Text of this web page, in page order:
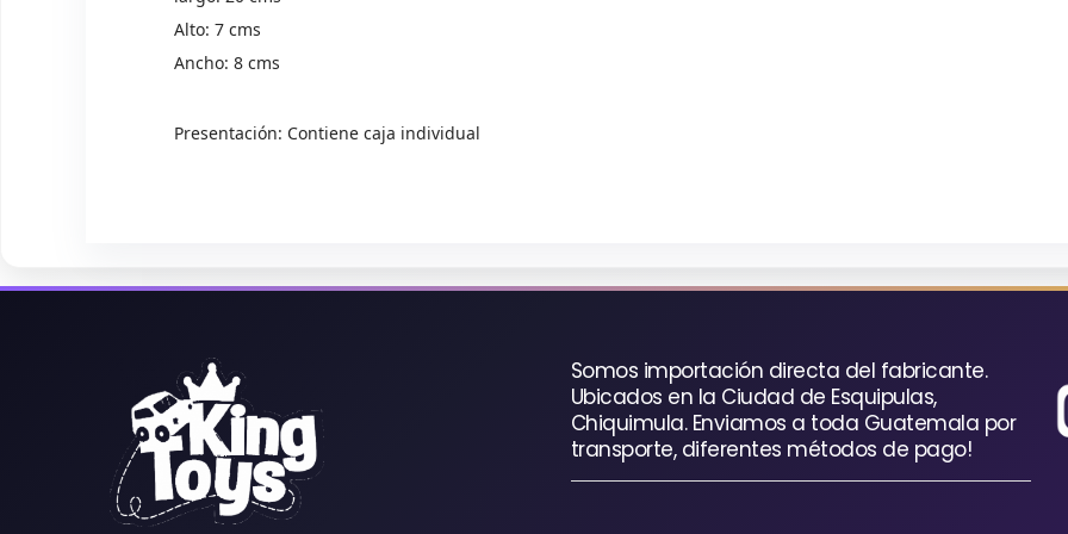
Alto: 7 cms
Ancho: 8 cms
Presentación: Contiene caja individual
Somos importación directa del fabricante.
Ubicados en la Ciudad de Esquipulas,
Chiquimula. Enviamos a toda Guatemala por
transporte, diferentes métodos de pago!